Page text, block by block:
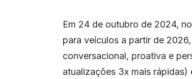
Em 24 de outubro de 2024,
para veículos a partir de
conversacional, proativa e
atualizações 3x mais